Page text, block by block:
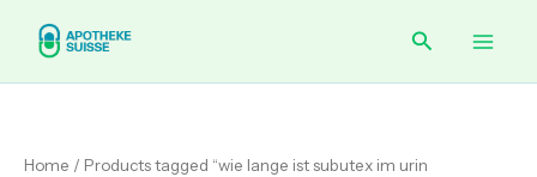
content
Search
Home / Products tagged “wie lange ist subutex im urin